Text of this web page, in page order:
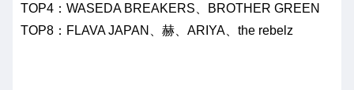
TOP4：WASEDA BREAKERS、BROTHER GREEN
TOP8：FLAVA JAPAN、赫、ARIYA、the rebelz